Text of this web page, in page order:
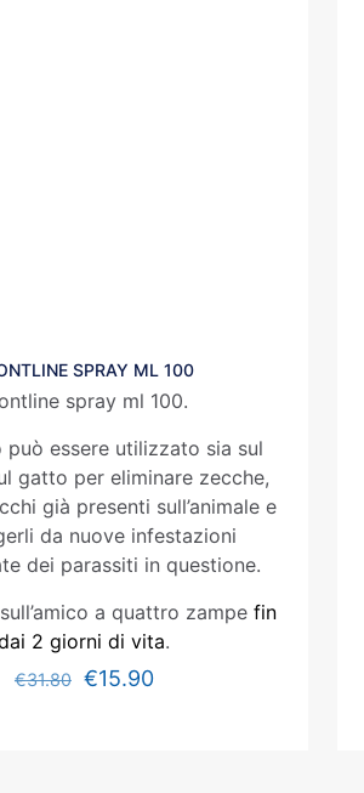
SPRAY ML 100
spray ml 100.
essere utilizzato sia sul
gatto per eliminare zecche,
già presenti sull’animale e
da nuove infestazioni
dei parassiti in questione.
a quattro zampefin
2 giorni di vita.
€31.80 €15.90